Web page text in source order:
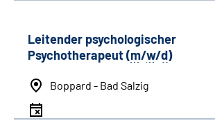
Leitender psychologischer
Psychotherapeut (m/w/d)
Boppard - Bad Salzig